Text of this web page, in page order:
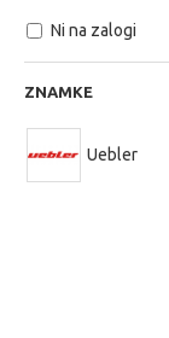
ZNAMKE
Uebler
Ni na zalogi